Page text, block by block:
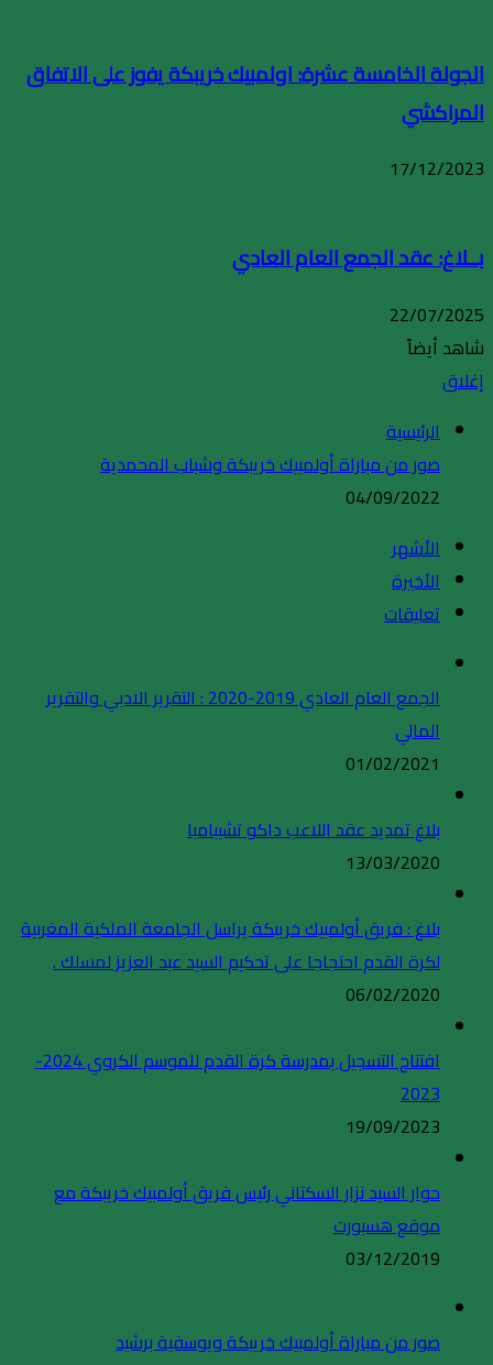
الجولة الخامسة عشرة: اولمبيك خريبكة يفوز على الاتفاق
المراكشي
17/12/2023
بــلاغ: عقد الجمع العام العادي
22/07/2025
شاهد أيضاً
إغلاق
الرئيسية
صور من مباراة أولمبيك خريبكة وشباب المحمدية
04/09/2022
الأشهر
الأخيرة
تعليقات
الجمع العام العادي 2019-2020 : التقرير الادبي والتقرير
المالي
01/02/2021
بلاغ تمديد عقد اللاعب داكو تشيبامبا
13/03/2020
بلاغ : فريق أولمبيك خريبكة يراسل الجامعة الملكية المغربية
لكرة القدم احتجاجا على تحكيم السيد عبد العزيز لمسلك .
06/02/2020
افتتاح التسجيل بمدرسة كرة القدم للموسم الكروي 2024-
2023
19/09/2023
حوار السيد نزار السكتاني رئيس فريق أولمبيك خريبكة مع
موقع هسبورت
03/12/2019
صور من مباراة أولمبيك خريبكة ويوسفية برشيد